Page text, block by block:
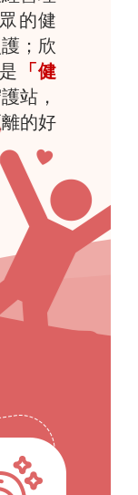
的健
；欣
「健
站，
的好